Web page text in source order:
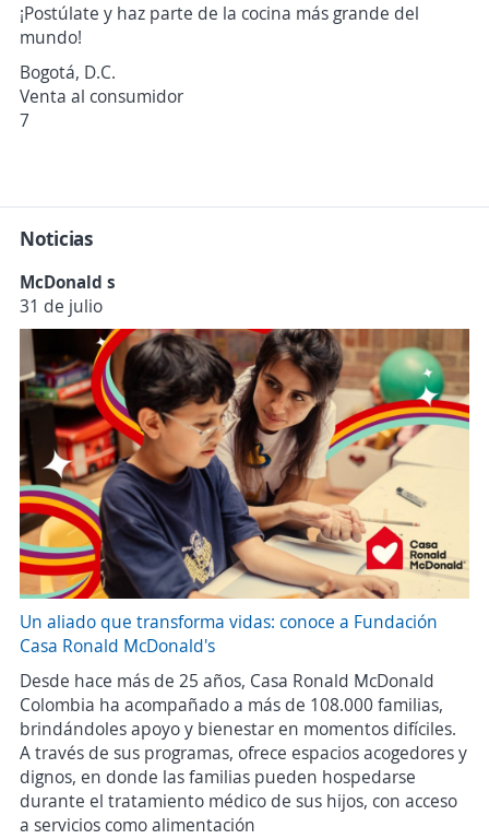
¡Postúlate y haz parte de la cocina más grande del
mundo!
Bogotá, D.C.
Venta al consumidor
7
Noticias
McDonald s
31 de julio
Un aliado que transforma vidas: conoce a Fundación
Casa Ronald McDonald's
Desde hace más de 25 años, Casa Ronald McDonald
Colombia ha acompañado a más de 108.000 familias,
brindándoles apoyo y bienestar en momentos difíciles.
A través de sus programas, ofrece espacios acogedores y
dignos, en donde las familias pueden hospedarse
durante el tratamiento médico de sus hijos, con acceso
a servicios como alimentación